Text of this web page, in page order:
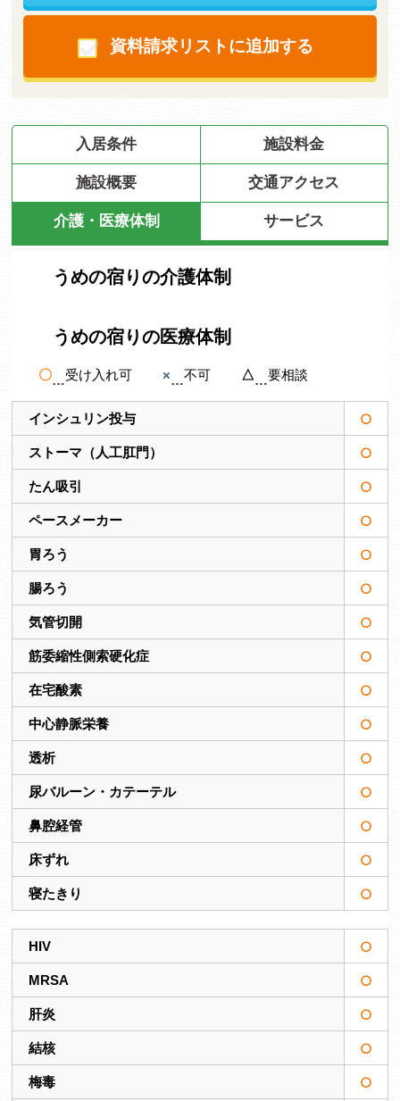
資料請求リストに追加する
入居条件 施設料金
施設概要 交通アクセス
介護・医療体制 サービス
うめの宿りの介護体制
うめの宿りの医療体制
〇 受け入れ可 × 不可 △ 要相談
インシュリン投与
ストーマ（人工肛門）
たん吸引
ペースメーカー
胃ろう
腸ろう
気管切開
筋委縮性側索硬化症
在宅酸素
中心静脈栄養
透析
尿バルーン・カテーテル
鼻腔経管
床ずれ
寝たきり
HIV
MRSA
肝炎
結核
梅毒